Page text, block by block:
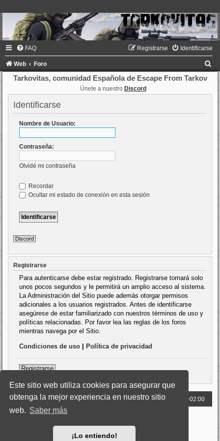
Este sitio web utiliza cookies para asegurar que
obtenga la mejor experiencia en nuestro sitio
web. Saber más
¡Lo entiendo!
FAQ Identificarse
Registrarse
Web Foro
Tarkovitas, comunidad Española de Escape From Tarkov
Únete a nuestro Discord
Identificarse
Nombre de Usuario:
Contraseña:
Olvidé mi contraseña
Recordar
Ocultar mi estado de conexión en esta sesión
Discord
Registrarse
Para autenticarse debe estar registrado. Registrarse tomará solo
unos pocos segundos y le permitirá un amplio acceso al sistema.
La Administración del Sitio puede además otorgar permisos
adicionales a los usuarios registrados. Antes de identificarse
asegúrese de estar familiarizado con nuestros términos de uso y
políticas relacionadas. Por favor lea las reglas de los foros
mientras navega por el Sitio.
Condiciones de uso Política de privacidad
Registrarse
Web Foro Todos los horarios son UTC+02:00
Desarrollado porphpBB
Términos y condiciones